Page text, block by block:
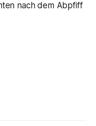
nach dem Abpfiff